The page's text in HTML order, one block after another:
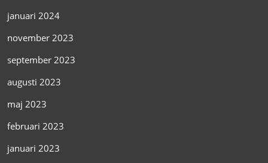
januari 2024
november 2023
september 2023
augusti 2023
maj 2023
februari 2023
januari 2023